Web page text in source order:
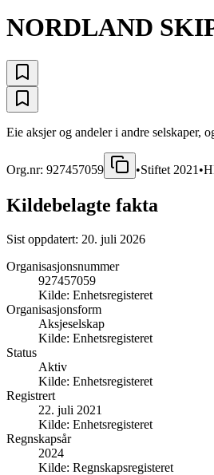
NORDLAND
Eie aksjer og andeler i andre selskaper,
Org.nr: 927457059 •Stiftet 2021 •
Kildebelagte fakta
Sist oppdatert: 20. juli 2026
Organisasjonsnummer
927457059
Kilde: Enhetsregisteret
Organisasjonsform
Aksjeselskap
Kilde: Enhetsregisteret
Status
Aktiv
Kilde: Enhetsregisteret
Registrert
22. juli 2021
Kilde: Enhetsregisteret
Regnskapsår
2024
Kilde: Regnskapsregisteret